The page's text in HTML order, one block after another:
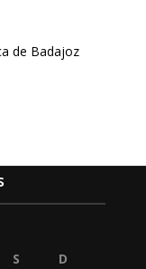
de Badajoz
S
D